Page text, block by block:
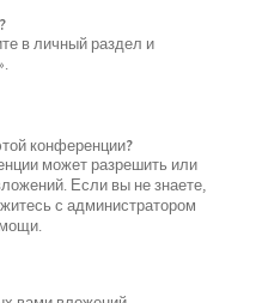
в личный раздел и
конференции?
может разрешить или
Если вы не знаете,
с администратором